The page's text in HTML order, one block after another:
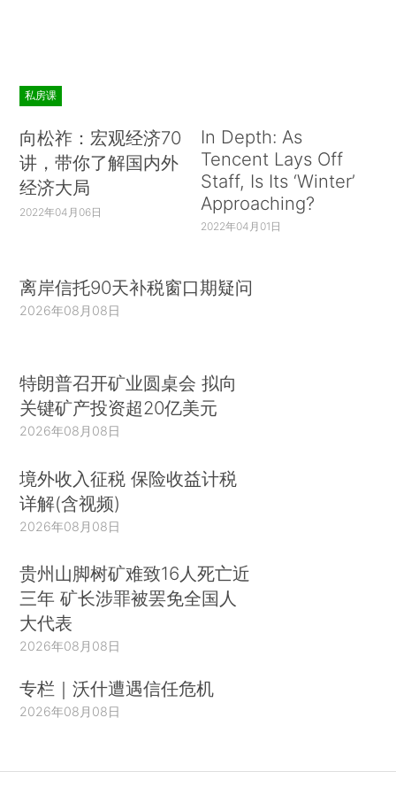
私房课
向松祚：宏观经济70
讲，带你了解国内外
经济大局
2022年04月06日
In Depth: As
Tencent Lays Off
Staff, Is Its ‘Winter’
Approaching?
2022年04月01日
离岸信托90天补税窗口期疑问
2026年08月08日
特朗普召开矿业圆桌会 拟向
关键矿产投资超20亿美元
2026年08月08日
境外收入征税 保险收益计税
详解(含视频)
2026年08月08日
贵州山脚树矿难致16人死亡近
三年 矿长涉罪被罢免全国人
大代表
2026年08月08日
专栏｜沃什遭遇信任危机
2026年08月08日